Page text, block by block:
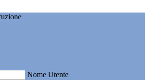
Nome Utente